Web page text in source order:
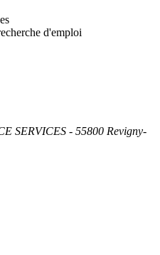
d'emploi
SERVICES - 55800 Revigny-